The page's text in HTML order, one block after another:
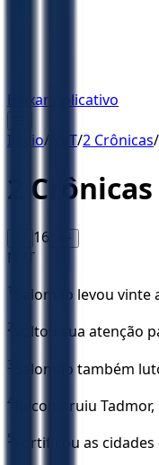
Baixar Aplicativo
Início/ NVT/2 Crônicas/
2 Crônicas
16 A+
NVT
1 Salomão levou
2 voltou sua atenção
3 Salomão também
4 Reconstruiu
5 Fortificou as